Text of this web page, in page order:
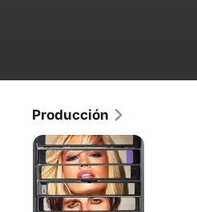
Producción
Pam
&
Tommy